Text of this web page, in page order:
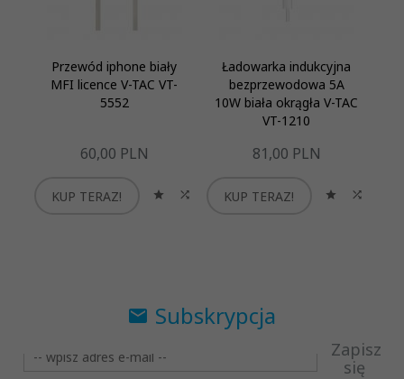
Przewód iphone biały
MFI licence V-TAC VT-
5552
60,00 PLN
KUP TERAZ!
Ładowarka indukcyjna
bezprzewodowa 5A
10W biała okrągła V-TAC
VT-1210
81,00 PLN
KUP TERAZ!
Subskrypcja
Zapisz
się